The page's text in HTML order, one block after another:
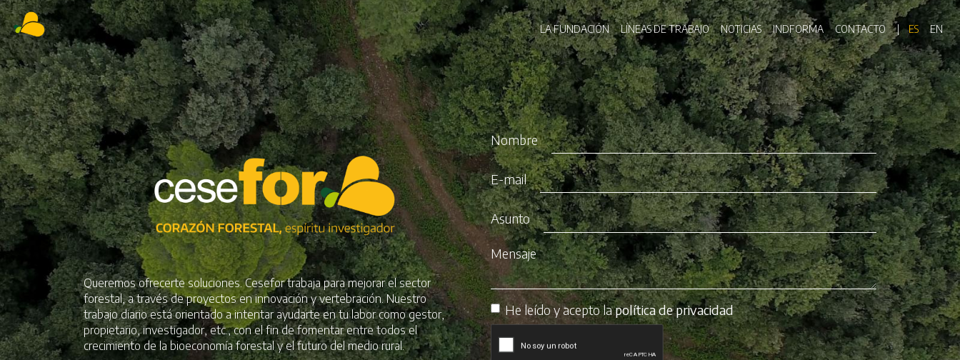
Pasar
al
contenido
principal
Navegación principal
LA FUNDACIÓN LÍNEAS DE TRABAJO NOTICIAS INDFORMA CONTACTO ES EN
Queremos ofrecerte soluciones. Cesefor trabaja para mejorar el sector
forestal, a través de proyectos en innovación y vertebración. Nuestro
trabajo diario está orientado a intentar ayudarte en tu labor como gestor,
propietario, investigador, etc., con el fin de fomentar entre todos el
crecimiento de la bioeconomía forestal y el futuro del medio rural.
Nombre
E-mail
Asunto
Mensaje
He leído y acepto lapolítica de privacidad